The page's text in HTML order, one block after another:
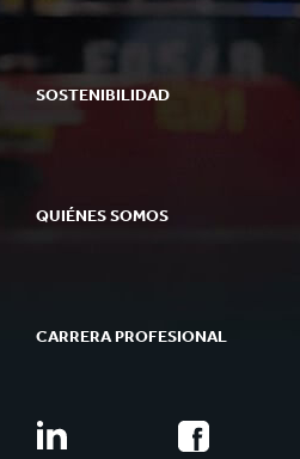
SOSTENIBILIDAD
QUIÉNES SOMOS
CARRERA PROFESIONAL